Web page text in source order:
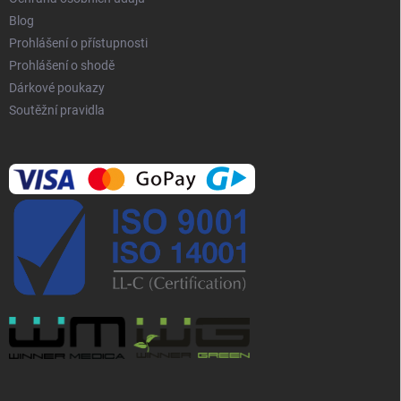
Blog
Prohlášení o přístupnosti
Prohlášení o shodě
Dárkové poukazy
Soutěžní pravidla